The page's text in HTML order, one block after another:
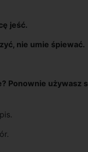
jeść.
nie umie śpiewać.
Ponownie używasz